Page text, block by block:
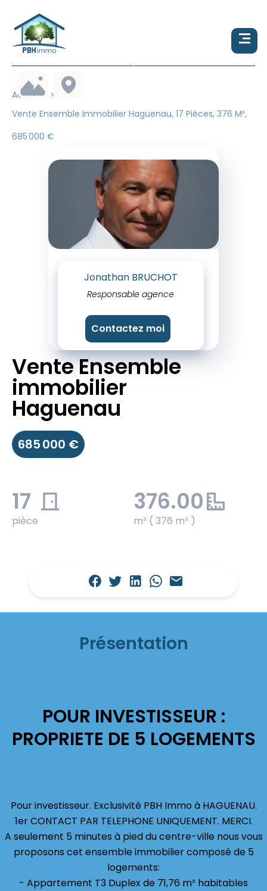
Accueil
Vente Ensemble Immobilier Haguenau, 17 Pièces, 376 M²,
685 000 €
Jonathan BRUCHOT
Responsable agence
Contactez moi
Vente Ensemble
immobilier
Haguenau
685 000 €
17
pièce
376.00
m² ( 376 m² )
Présentation
POUR INVESTISSEUR :
PROPRIETE DE 5 LOGEMENTS
Pour investisseur. Exclusivité PBH Immo à HAGUENAU.
1er CONTACT PAR TELEPHONE UNIQUEMENT. MERCI.
A seulement 5 minutes à pied du centre-ville nous vous
proposons cet ensemble immobilier composé de 5
logements:
- Appartement T3 Duplex de 71,76 m² habitables